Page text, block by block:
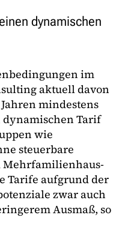
dynamischen
im
aktuell davon
mindestens
Tarif
wie
steuerbare
Tarife aufgrund der
zwar auch
Ausmaß, so